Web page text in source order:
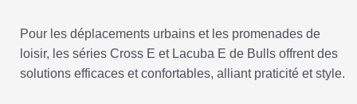
Pour les déplacements urbains et les promenades de
loisir, les séries Cross E et Lacuba E de Bulls offrent des
solutions efficaces et confortables, alliant praticité et style.